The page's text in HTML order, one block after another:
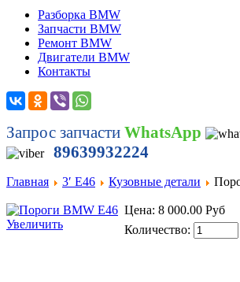
Разборка BMW
Запчасти BMW
Ремонт BMW
Двигатели BMW
Контакты
Запрос запчасти WhatsApp
89639932224
Главная 3′ E46 Кузовные детали
Увеличить
Цена: 8 000.00 Руб
Количество: